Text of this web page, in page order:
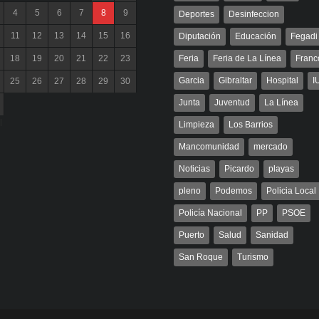
4 5 6 7 8 9
11 12 13 14 15 16
18 19 20 21 22 23
25 26 27 28 29 30
Deportes Desinfeccion
Diputación Educación Fegadi
Feria Feria de La Línea
Garcia Gibraltar Hospital
Junta Juventud La Línea
Limpieza Los Barrios
Mancomunidad mercado
Noticias Picardo playas
pleno Podemos Policia Local
Policía Nacional PP PSOE
Puerto Salud Sanidad
San Roque Turismo